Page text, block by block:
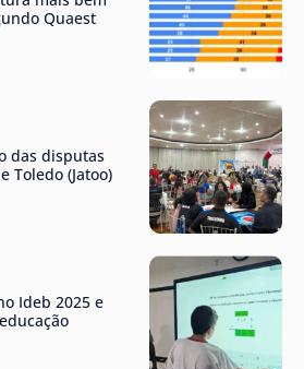
Quaest
das disputas
Toledo (Jatoo)
Ideb 2025 e